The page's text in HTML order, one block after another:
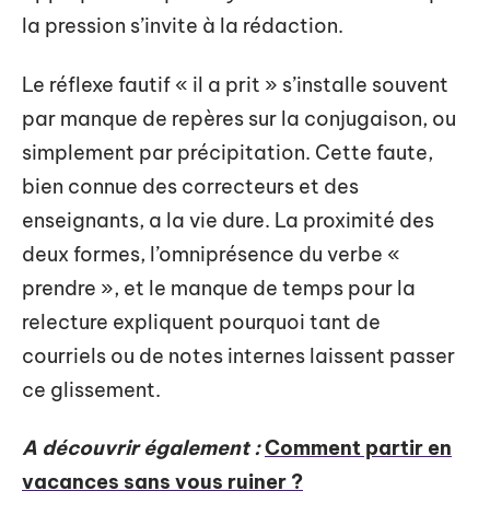
la pression s’invite à la rédaction.
Le réflexe fautif « il a prit » s’installe souvent
par manque de repères sur la conjugaison, ou
simplement par précipitation. Cette faute,
bien connue des correcteurs et des
enseignants, a la vie dure. La proximité des
deux formes, l’omniprésence du verbe «
prendre », et le manque de temps pour la
relecture expliquent pourquoi tant de
courriels ou de notes internes laissent passer
ce glissement.
A découvrir également :Comment partir en
vacances sans vous ruiner ?